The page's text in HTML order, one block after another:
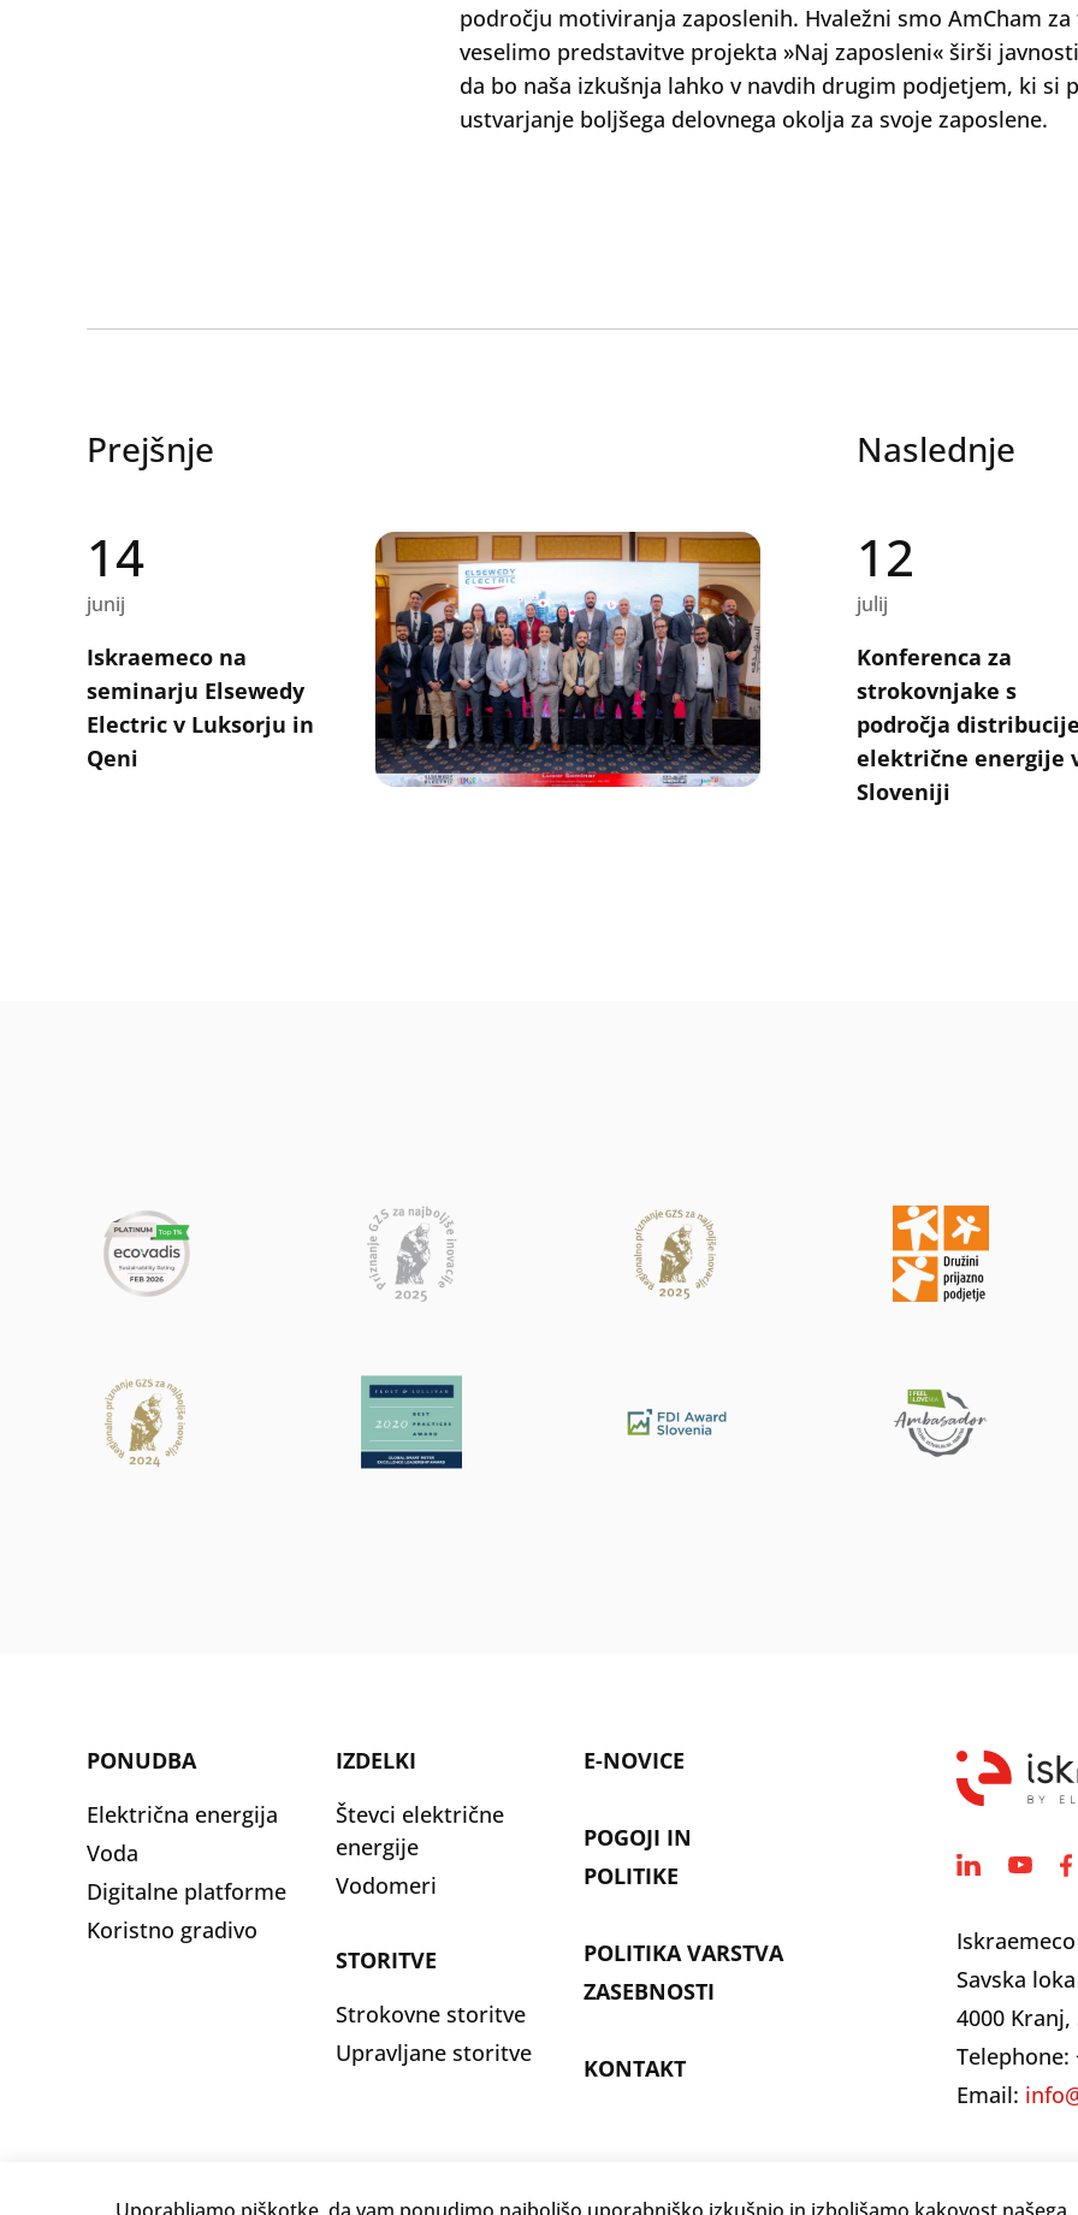
področju motiviranja zaposlenih. Hvaležni smo AmCham
veselimo predstavitve projekta »Naj zaposleni« širši
da bo naša izkušnja lahko v navdih drugim podjetjem, ki si
ustvarjanje boljšega delovnega okolja za svoje zaposlene.
Prejšnje
14
junij
Iskraemeco na
seminarju Elsewedy
Electric v Luksorju in
Qeni
Naslednje
12
julij
Konferenca za
strokovnjake s
področja
električne energije
Sloveniji
PONUDBA
Električna energija
Voda
Digitalne platforme
Koristno gradivo
IZDELKI
Števci električne
energije
Vodomeri
STORITVE
Strokovne storitve
Upravljane storitve
E-NOVICE
POGOJI IN
POLITIKE
POLITIKA VARSTVA
ZASEBNOSTI
KONTAKT
Savska
4000
Telephone:
Email: